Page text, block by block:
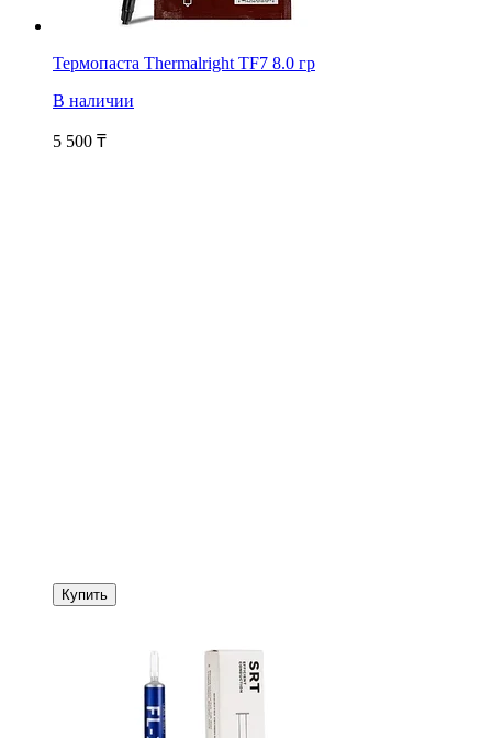
Термопаста Thermalright TF7 8.0 гр
В наличии
5 500 ₸
Купить